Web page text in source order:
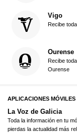
Vigo
Recibe
Ourense
Recibe
Ourense
APLICACIONES MÓVILES
La Voz de Galicia
Toda la información en tu
pierdas la actualidad más